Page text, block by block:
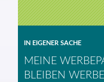
IN EIGENER SACHE
MEINE
BLEIBEN